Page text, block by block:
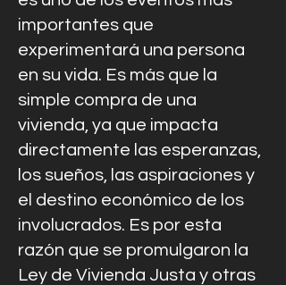
importantes que
experimentará una persona
en su vida. Es más que la
simple compra de una
vivienda, ya que impacta
directamente las esperanzas,
los sueños, las aspiraciones y
el destino económico de los
involucrados. Es por esta
razón que se promulgaron la
Ley de Vivienda Justa y otras